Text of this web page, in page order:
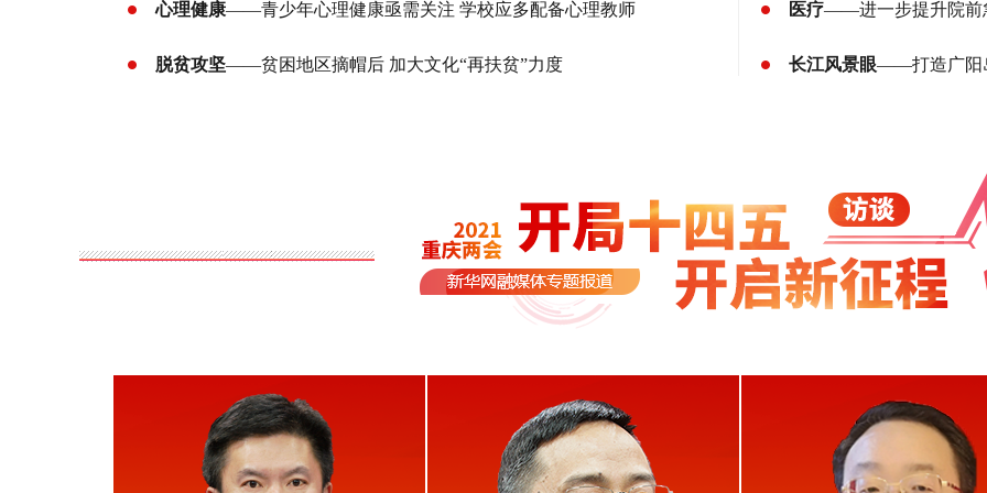
心理健康——青少年心理健康亟需关注 学校应多配备心理教师
脱贫攻坚——贫困地区摘帽后 加大文化“再扶贫”力度
医疗——进一步提升院前
长江风景眼——打造广阳